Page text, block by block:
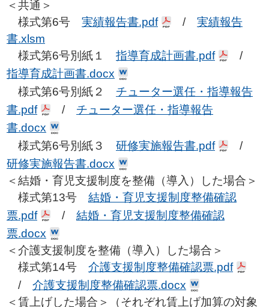
＜共通＞
様式第6号 実績報告書.pdf / 実績報告
書.xlsm
様式第6号別紙１ 指導育成計画書.pdf
/
指導育成計画書.docx
様式第6号別紙２ チューター選任・指導報告
書.pdf
/ チューター選任・指導報告
書.docx
様式第6号別紙３ 研修実施報告書.pdf
/
研修実施報告書.docx
＜結婚・育児支援制度を整備（導入）した場合＞
様式第13号 結婚・育児支援制度整備確認
票.pdf
/ 結婚・育児支援制度整備確認
票.docx
＜介護支援制度を整備（導入）した場合＞
様式第14号 介護支援制度整備確認票.pdf
/ 介護支援制度整備確認票.docx
＜賃上げした場合＞（それぞれ賃上げ加算の対象